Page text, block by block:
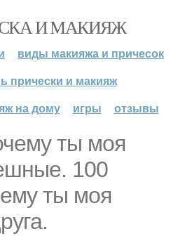
И МАКИЯЖ
виды макияжа и причесок
прически и макияж
на дому
игры отзывы
ты моя
100
ты моя